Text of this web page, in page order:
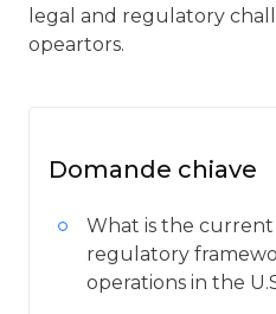
legal and regulatory
opeartors.
Domande chiave
What is the
regulatory
operations in the